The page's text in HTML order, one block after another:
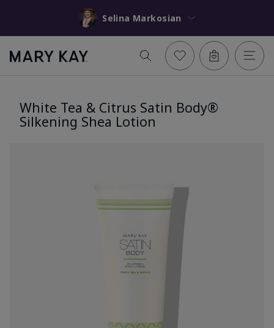
Selina Markosian
White Tea & Citrus Satin Body®
Silkening Shea Lotion